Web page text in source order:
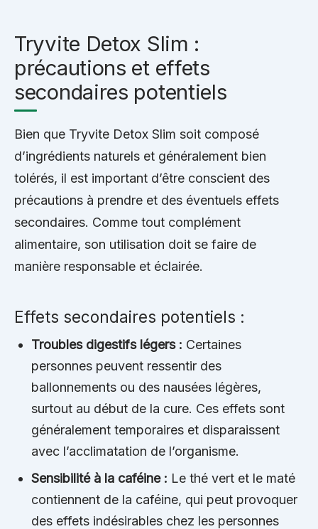
Tryvite Detox Slim :
précautions et effets
secondaires potentiels
Bien que Tryvite Detox Slim soit composé
d’ingrédients naturels et généralement bien
tolérés, il est important d’être conscient des
précautions à prendre et des éventuels effets
secondaires. Comme tout complément
alimentaire, son utilisation doit se faire de
manière responsable et éclairée.
Effets secondaires potentiels :
Troubles digestifs légers : Certaines
personnes peuvent ressentir des
ballonnements ou des nausées légères,
surtout au début de la cure. Ces effets sont
généralement temporaires et disparaissent
avec l’acclimatation de l’organisme.
Sensibilité à la caféine : Le thé vert et le maté
contiennent de la caféine, qui peut provoquer
des effets indésirables chez les personnes